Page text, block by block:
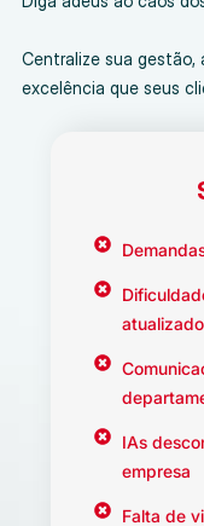
Centralize sua gestão,
excelência que seus
IAs
empresa
Falta de